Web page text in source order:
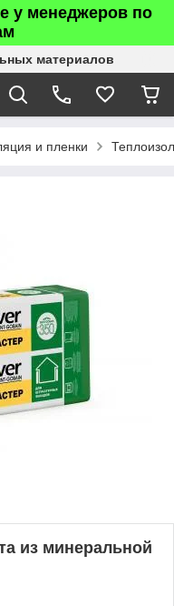
у менеджеров по
материалов
и пленки
из минеральной